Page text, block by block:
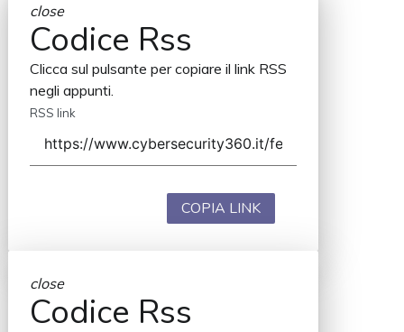
close
Codice Rss
Clicca sul pulsante per copiare il link RSS
negli appunti.
RSS link
COPIA LINK
close
Codice Rss